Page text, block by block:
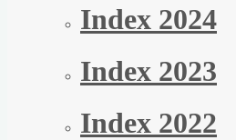
Index 2024
Index 2023
Index 2022